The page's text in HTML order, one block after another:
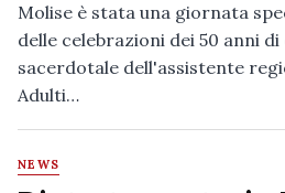
Molise è stata una giornata
delle celebrazioni dei 50 anni
sacerdotale dell'assistente
Adulti…
NEWS